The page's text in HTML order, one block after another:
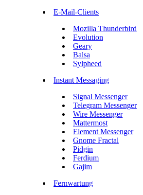
E-Mail-Clients
Mozilla Thunderbird
Evolution
Geary
Balsa
Sylpheed
Instant Messaging
Signal Messenger
Telegram Messenger
Wire Messenger
Mattermost
Element Messenger
Gnome Fractal
Pidgin
Ferdium
Gajim
Fernwartung